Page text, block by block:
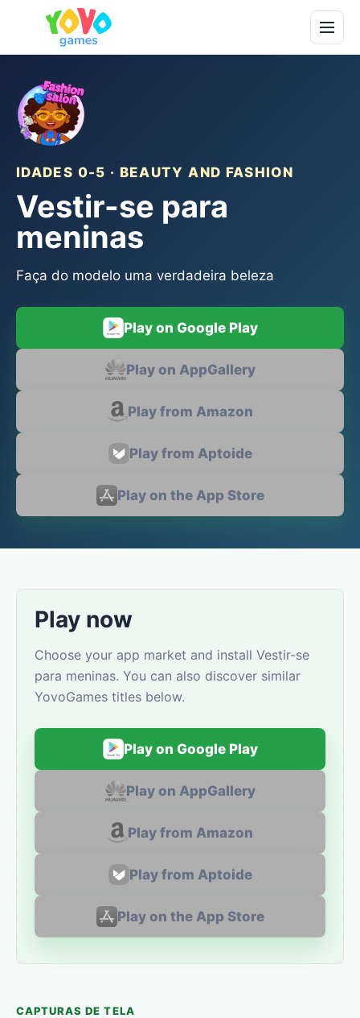
IDADES 0-5 · BEAUTY AND FASHION
Vestir-se para
meninas
Faça do modelo uma verdadeira beleza
Play on Google Play
Play on AppGallery
Play from Amazon
Play from Aptoide
Play on the App Store
Play now
Choose your app market and install Vestir-se
para meninas. You can also discover similar
YovoGames titles below.
Play on Google Play
Play on AppGallery
Play from Amazon
Play from Aptoide
Play on the App Store
CAPTURAS DE TELA